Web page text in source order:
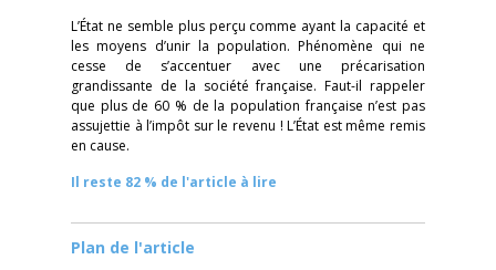
L’État ne semble plus perçu comme ayant la capacité et
les moyens d’unir la population. Phénomène qui ne
cesse de s’accentuer avec une précarisation
grandissante de la société française. Faut-il rappeler
que plus de 60 % de la population française n’est pas
assujettie à l’impôt sur le revenu ! L’État est même remis
en cause.
Il reste 82 % de l'article à lire
Plan de l'article